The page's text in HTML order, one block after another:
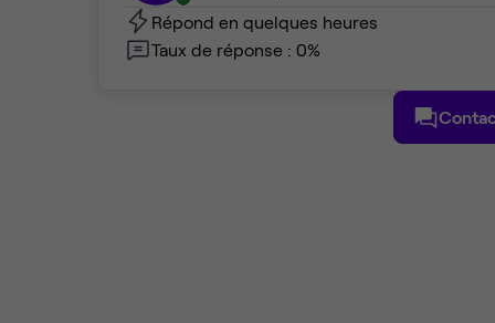
Répond en quelques heures
Taux de réponse : 0%